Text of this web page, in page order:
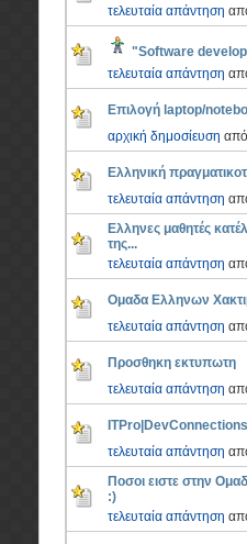
τελευταία απάντηση
"Software
τελευταία απάντηση
Επιλογή laptop/
αρχική δημοσίευση από
Ελληνική
τελευταία απάντηση
Ελληνες μαθητές
της...
τελευταία απάντηση
Ομαδα Ελληνων
τελευταία απάντηση
Προσθηκη εκτυπωτη
τελευταία απάντηση
τελευταία απάντηση
Ποσοι ειστε στην
:)
τελευταία απάντηση